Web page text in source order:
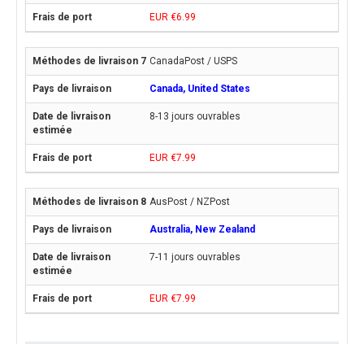
EUR €6.99
CanadaPost / USPS
Canada, United States
8-13 jours ouvrables
EUR €7.99
AusPost / NZPost
Australia, New Zealand
7-11 jours ouvrables
EUR €7.99